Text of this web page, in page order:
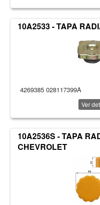
10A2533 - TAPA
4269385 028117399A
Ver
10A2536S - TAPA
CHEVROLET